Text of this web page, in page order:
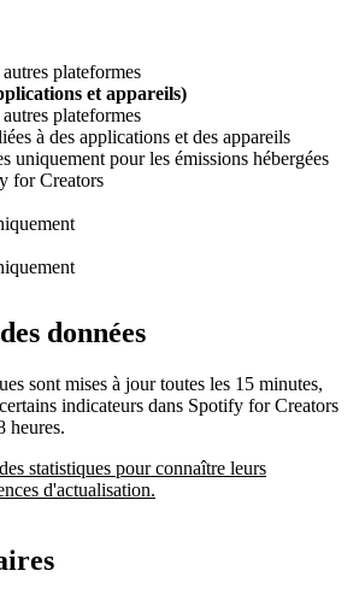
plateformes
et appareils)
plateformes
à des applications et des appareils
uniquement pour les émissions hébergées
for Creators
données
sont mises à jour toutes les 15 minutes,
indicateurs dans Spotify for Creators
heures.
statistiques pour connaître leurs
d'actualisation.